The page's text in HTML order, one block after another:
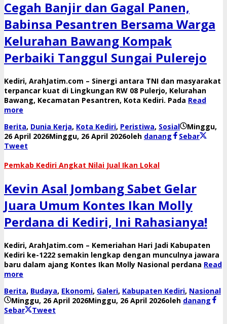
Cegah Banjir dan Gagal Panen,
Babinsa Pesantren Bersama Warga
Kelurahan Bawang Kompak
Perbaiki Tanggul Sungai Pulerejo
​Kediri, ArahJatim.com – Sinergi antara TNI dan masyarakat
terpancar kuat di Lingkungan RW 08 Pulerjo, Kelurahan
Bawang, Kecamatan Pesantren, Kota Kediri. Pada Read
more
Berita, Dunia Kerja, Kota Kediri, Peristiwa, Sosial
Minggu,
26 April 2026Minggu, 26 April 2026oleh danang
Sebar
Tweet
Pemkab Kediri Angkat Nilai Jual Ikan Lokal
Kevin Asal Jombang Sabet Gelar
Juara Umum Kontes Ikan Molly
Perdana di Kediri, Ini Rahasianya!
​Kediri, ArahJatim.com – Kemeriahan Hari Jadi Kabupaten
Kediri ke-1222 semakin lengkap dengan munculnya jawara
baru dalam ajang Kontes Ikan Molly Nasional perdana Read
more
Berita, Budaya, Ekonomi, Galeri, Kabupaten Kediri, Nasional
Minggu, 26 April 2026Minggu, 26 April 2026oleh danang
Sebar
Tweet